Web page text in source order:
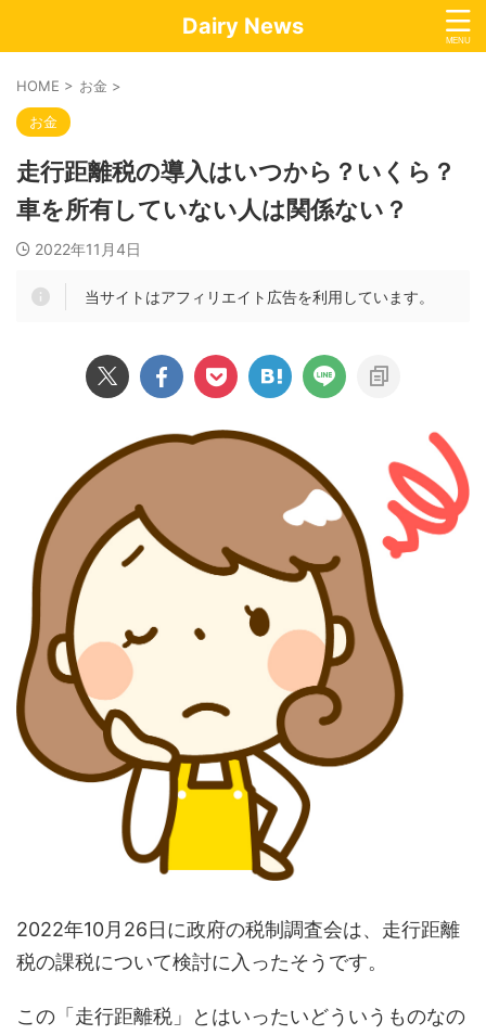
Dairy News
HOME > お金 >
お金
走行距離税の導入はいつから？いくら？
車を所有していない人は関係ない？
2022年11月4日
当サイトはアフィリエイト広告を利用しています。
2022年10月26日に政府の税制調査会は、走行距離
税の課税について検討に入ったそうです。
この「走行距離税」とはいったいどういうものなの